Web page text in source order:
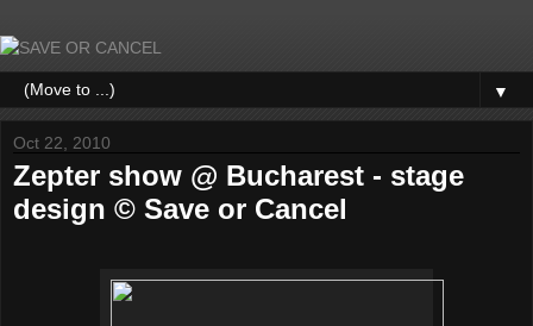
▼
Oct 22, 2010
Zepter show @ Bucharest - stage
design © Save or Cancel